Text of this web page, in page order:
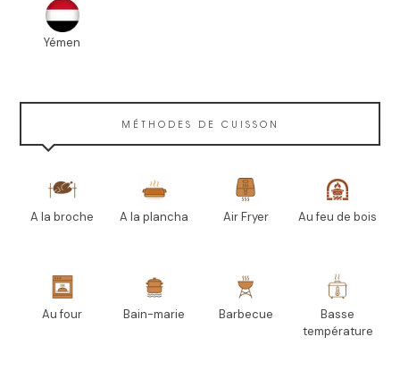
Yémen
MÉTHODES DE CUISSON
A la broche A la plancha Air Fryer Au feu de bois
Au four Bain-marie Barbecue
Basse
température